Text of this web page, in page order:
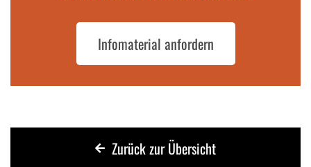
Infomaterial anfordern
Zurück zur Übersicht